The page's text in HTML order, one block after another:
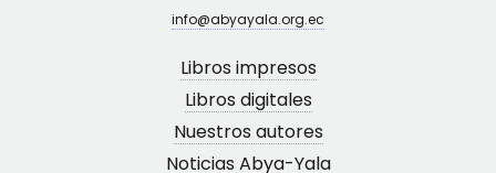
info@abyayala.org.ec
Libros impresos
Libros digitales
Nuestros autores
Noticias Abya-Yala